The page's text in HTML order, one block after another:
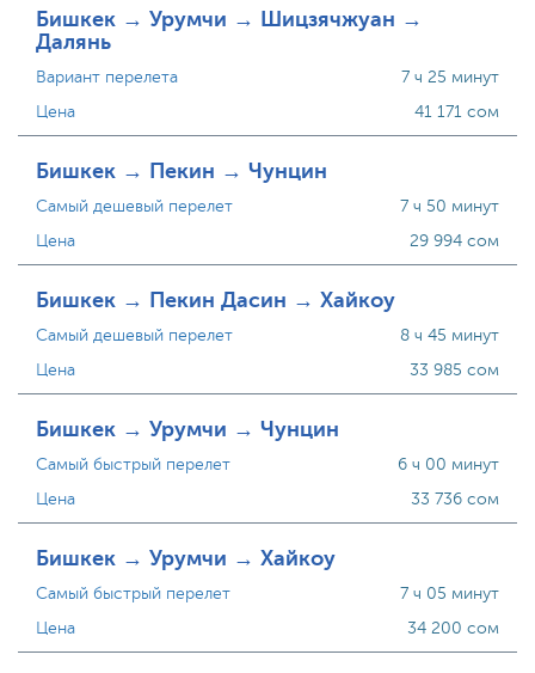
Бишкек → Урумчи → Шицзячжуан →
Далянь
Вариант перелета
Цена
7 ч 25 минут
41 171 сом
Бишкек → Пекин → Чунцин
Самый дешевый перелет
Цена
7 ч 50 минут
29 994 сом
Бишкек → Пекин Дасин → Хайкоу
Самый дешевый перелет
Цена
8 ч 45 минут
33 985 сом
Бишкек → Урумчи → Чунцин
Самый быстрый перелет
Цена
6 ч 00 минут
33 736 сом
Бишкек → Урумчи → Хайкоу
Самый быстрый перелет
Цена
7 ч 05 минут
34 200 сом